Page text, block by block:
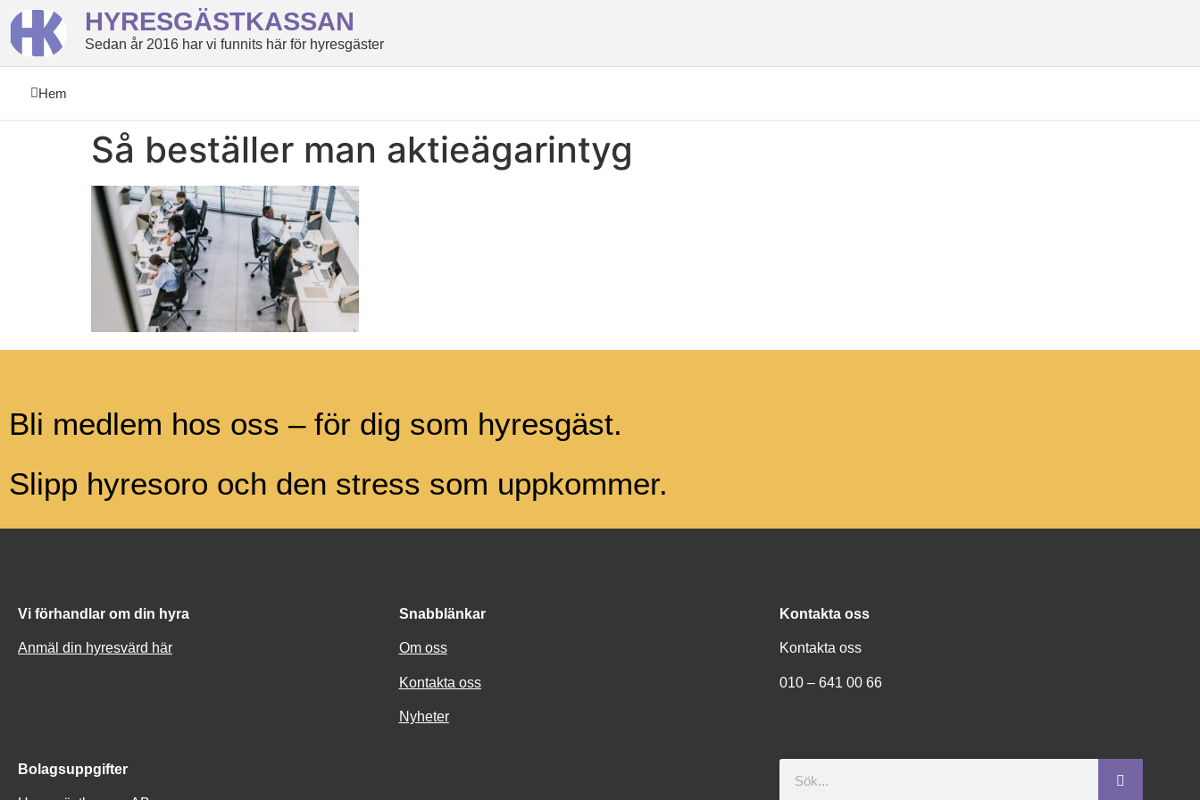
HYRESGÄSTKASSAN
Sedan år 2016 har vi funnits här för hyresgäster
Hem
Så beställer man aktieägarintyg
Bli medlem hos oss – för dig som hyresgäst.
Slipp hyresoro och den stress som uppkommer.
Vi förhandlar om din hyra
Anmäl din hyresvärd här
Snabblänkar
Om oss
Kontakta oss
Nyheter
Kontakta oss
Kontakta oss
010 – 641 00 66
Bolagsuppgifter